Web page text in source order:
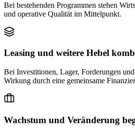
Bei bestehenden Programmen stehen
und operative Qualität im Mittelpunkt.
Leasing und weitere Hebel
Bei Investitionen, Lager, Forderungen
Wirkung durch eine gemeinsame
Wachstum und Veränderung